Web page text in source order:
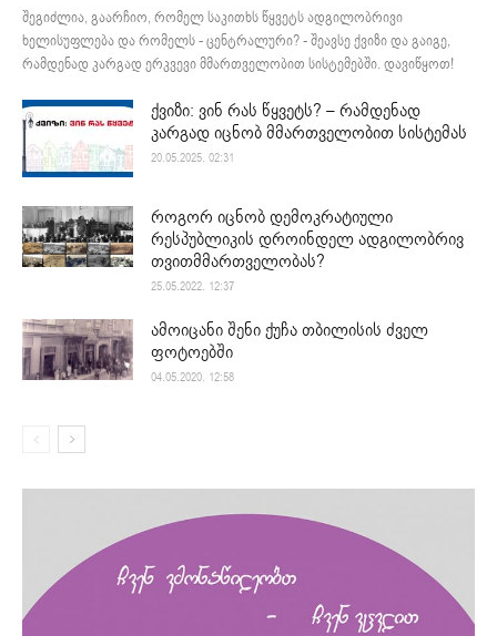
შეგიძლია, გაარჩიო, რომელ საკითხს წყვეტს ადგილობრივი
ხელისუფლება და რომელს - ცენტრალური? - შეავსე ქვიზი და გაიგე,
რამდენად კარგად ერკვევი მმართველობით სისტემებში. დავიწყოთ!
ქვიზი: ვინ რას წყვეტს? – რამდენად
კარგად იცნობ მმართველობით სისტემას
20.05.2025. 02:31
როგორ იცნობ დემოკრატიული
რესპუბლიკის დროინდელ ადგილობრივ
თვითმმართველობას?
25.05.2022. 12:37
ამოიცანი შენი ქუჩა თბილისის ძველ
ფოტოებში
04.05.2020. 12:58